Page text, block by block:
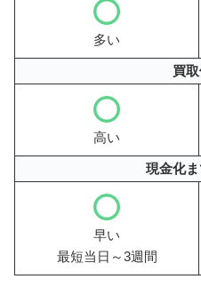
多い
買
高い
現金化
早い
最短当日～3週間